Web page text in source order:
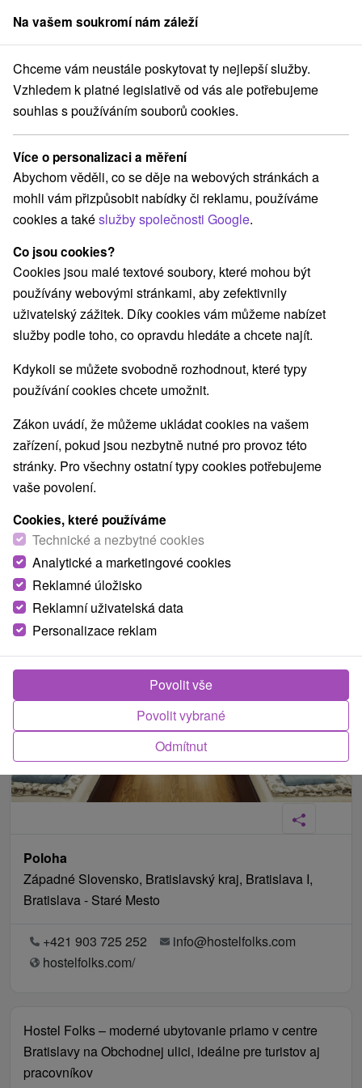
člen skupinySorger
Bratislavský kraj Bratislava - Staré Mesto Hostel Folks Bratislava
Hostel Folks Bratislava
Bratislava - Staré Mesto
Rezervovat přes booking
REZERVACE A VÝBĚR POBYTU
Kontaktujte přímo ubytovatele.
Navigovat do místa
O ZAŘÍZENÍ VYBAVENÍ
Poloha
Západné Slovensko, Bratislavský kraj, Bratislava I,
Bratislava - Staré Mesto
+421 903 725 252
info@hostelfolks.com
hostelfolks.com/
Hostel Folks – moderné ubytovanie priamo v centre
Bratislavy na Obchodnej ulici, ideálne pre turistov aj
pracovníkov
Na vašem soukromí nám záleží
Chceme vám neustále poskytovat ty nejlepší služby.
Vzhledem k platné legislativě od vás ale potřebujeme
souhlas s používáním souborů cookies.
Více o personalizaci a měření
Abychom věděli, co se děje na webových stránkách a
mohli vám přizpůsobit nabídky či reklamu, používáme
cookies a takéslužby společnosti Google.
Co jsou cookies?
Cookies jsou malé textové soubory, které mohou být
používány webovými stránkami, aby zefektivnily
uživatelský zážitek. Díky cookies vám můžeme nabízet
služby podle toho, co opravdu hledáte a chcete najít.
Kdykoli se můžete svobodně rozhodnout, které typy
používání cookies chcete umožnit.
Zákon uvádí, že můžeme ukládat cookies na vašem
zařízení, pokud jsou nezbytně nutné pro provoz této
stránky. Pro všechny ostatní typy cookies potřebujeme
vaše povolení.
Cookies, které používáme
Technické a nezbytné cookies
Analytické a marketingové cookies
Reklamné úložisko
Reklamní uživatelská data
Personalizace reklam
Odmítnut
Povolit vybrané
Povolit vše